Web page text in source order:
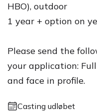
HBO), outdoor
1 year + option on
Please send the
your application:
and face in profile.
Casting udløbet